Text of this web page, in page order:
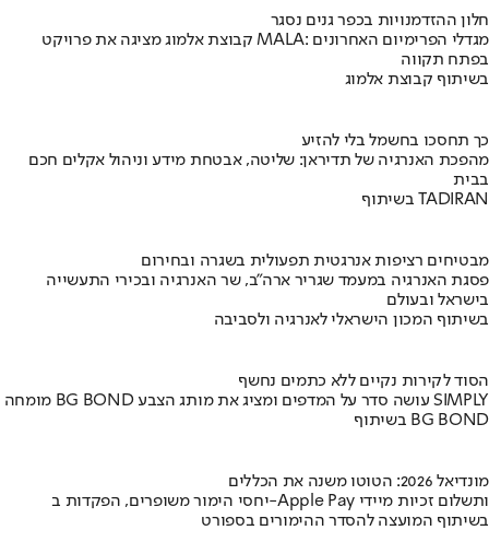
חלון ההזדמנויות בכפר גנים נסגר
קבוצת אלמוג מציגה את פרויקט MALA: מגדלי הפרימיום האחרונים
בפתח תקווה
בשיתוף קבוצת אלמוג
כך תחסכו בחשמל בלי להזיע
מהפכת האנרגיה של תדיראן: שליטה, אבטחת מידע וניהול אקלים חכם
בבית
בשיתוף TADIRAN
מבטיחים רציפות אנרגטית תפעולית בשגרה ובחירום
פסגת האנרגיה במעמד שגריר ארה"ב, שר האנרגיה ובכירי התעשייה
בישראל ובעולם
בשיתוף המכון הישראלי לאנרגיה ולסביבה
הסוד לקירות נקיים ללא כתמים נחשף
מומחה BG BOND עושה סדר על המדפים ומציג את מותג הצבע SIMPLY
בשיתוף BG BOND
מונדיאל 2026: הטוטו משנה את הכללים
יחסי הימור משופרים, הפקדות ב-Apple Pay ותשלום זכיות מיידי
בשיתוף המועצה להסדר ההימורים בספורט